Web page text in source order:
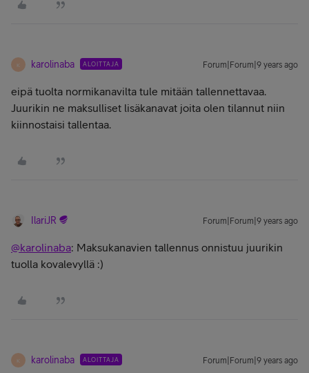
K karolinaba ALOITTAJA Forum|Forum|9 years ago
eipä tuolta normikanavilta tule mitään tallennettavaa.
Juurikin ne maksulliset lisäkanavat joita olen tilannut niin
kiinnostaisi tallentaa.
IlariJR Forum|Forum|9 years ago
@karolinaba: Maksukanavien tallennus onnistuu juurikin
tuolla kovalevyllä :)
K karolinaba ALOITTAJA Forum|Forum|9 years ago